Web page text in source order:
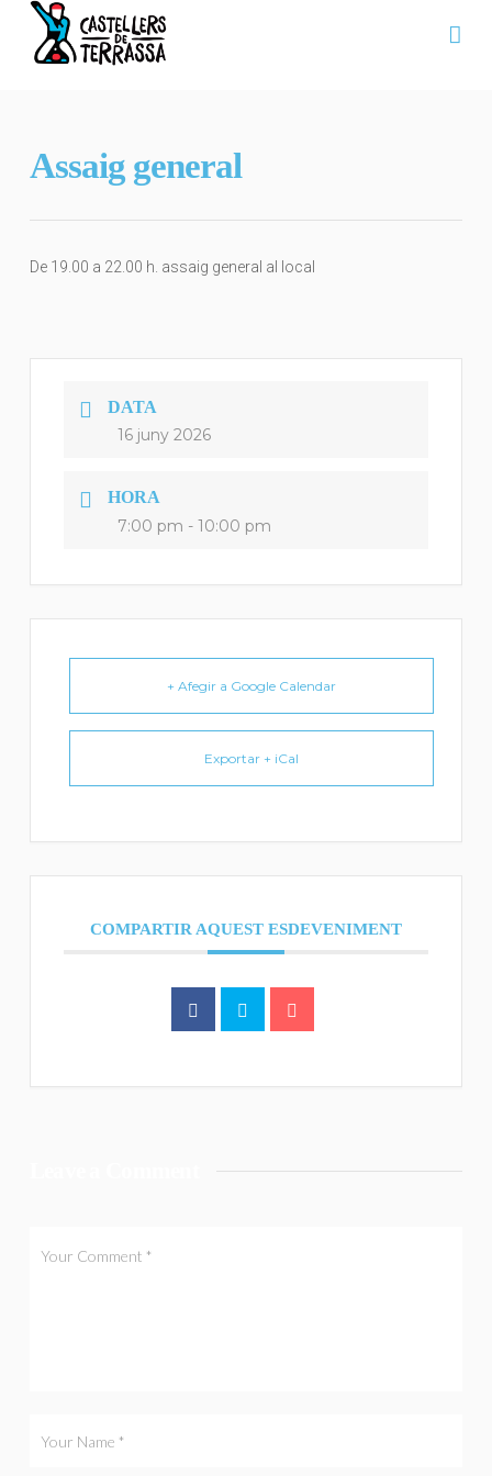
Assaig general
De 19.00 a 22.00 h. assaig general al local
DATA
16 juny 2026
HORA
7:00 pm - 10:00 pm
+ Afegir a Google Calendar
Exportar + iCal
COMPARTIR AQUEST ESDEVENIMENT